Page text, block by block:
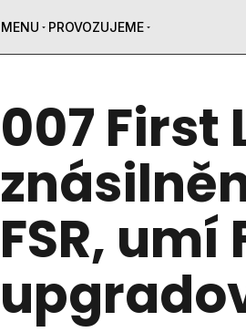
MENU PROVOZUJEME
007 First
FSR, umí